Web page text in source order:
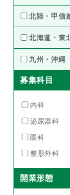
群馬県（2）
滋賀県（5）
愛知県（27
北陸・甲信
石川県（6）
北海道・東
北海道（16）
宮城県（5）
九州・沖縄
熊本県（1）
募集科目
内科
泌尿器科
眼科
整形外科
開業形態